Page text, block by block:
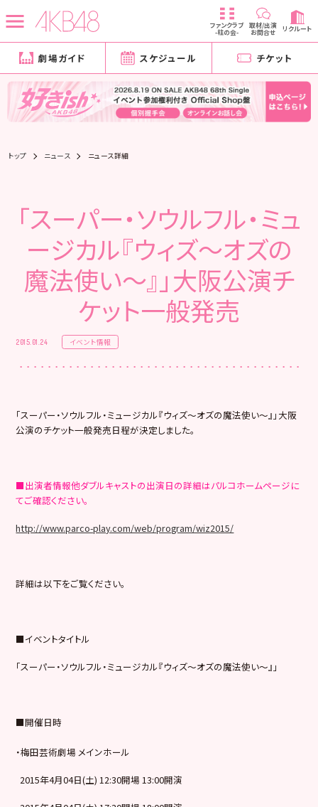
ファンクラブ
-柱の会-
取材/出演
お問合せ リクルート
劇場ガイド スケジュール チケット
トップ ニュース ニュース詳細
「スーパー・ソウルフル・ミュ
ージカル『ウィズ～オズの
魔法使い～』」大阪公演チ
ケット一般発売
2015.01.24 イベント情報
「スーパー・ソウルフル・ミュージカル『ウィズ～オズの魔法使い～』」大阪
公演のチケット一般発売日程が決定しました。
■出演者情報他ダブルキャストの出演日の詳細はパルコホームページに
てご確認ください。
http://www.parco-play.com/web/program/wiz2015/
詳細は以下をご覧ください。
■イベントタイトル
「スーパー・ソウルフル・ミュージカル『ウィズ～オズの魔法使い～』」
■開催日時
・梅田芸術劇場 メインホール
2015年4月04日(土) 12:30開場 13:00開演